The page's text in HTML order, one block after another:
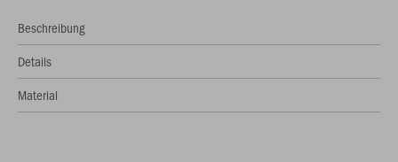
Beschreibung
Details
Material